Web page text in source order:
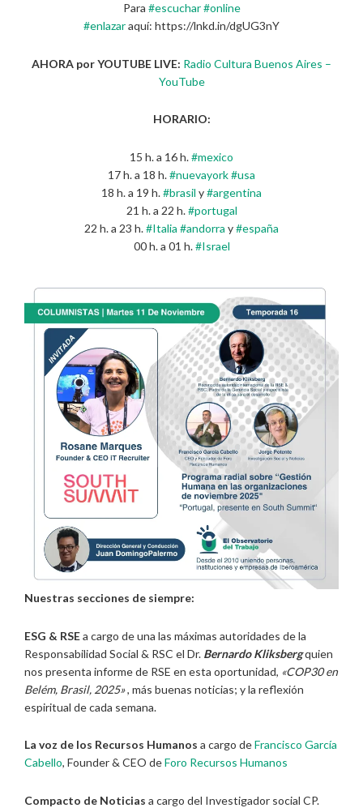
Para #escuchar#online
#enlazaraquí: https://lnkd.in/dgUG3nY
AHORA por YOUTUBE LIVE: Radio Cultura Buenos Aires –
YouTube
HORARIO:
15 h. a 16 h.#mexico
17 h. a 18 h.#nuevayork#usa
18 h. a 19 h.#brasil y#argentina
21 h. a 22 h.#portugal
22 h. a 23 h.#Italia #andorra y#españa
00 h. a 01 h.#Israel
Nuestras secciones de siempre:
ESG & RSEa cargo de una las máximas autoridades de la
Responsabilidad Social & RSC el Dr. Bernardo Kliksbergquien
nos presenta informe de RSE en esta oportunidad, «COP30 en
Belém, Brasil, 2025», más buenas noticias; y la reflexión
espiritual de cada semana.
La voz de los Recursos Humanos a cargo deFrancisco García
Cabello, Founder & CEO deForo Recursos Humanos
Compacto de Noticias a cargo del Investigador social CP.